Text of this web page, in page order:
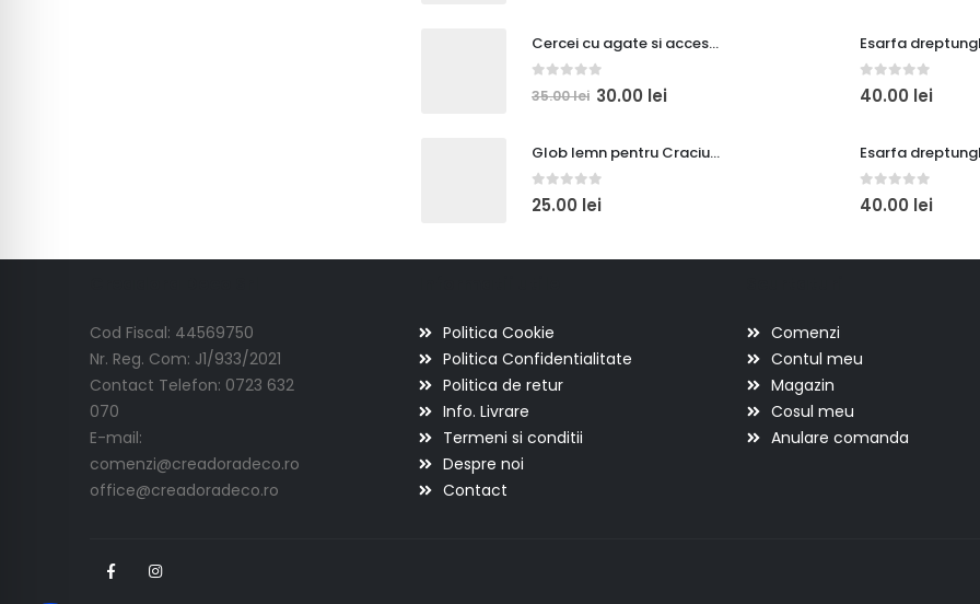
Cercei cu agate si accesorii cuprate
35.00lei 30.00 lei
Glob lemn pentru Craciun, bufnita cu cadou
0out of 5
25.00 lei
0out of 5
40.00 lei
0out of 5
40.00 lei
Cod Fiscal: 44569750
Nr. Reg. Com: J1/933/2021
Contact Telefon: 0723 632
070
E-mail:
comenzi@creadoradeco.ro
office@creadoradeco.ro
Politica Cookie
Politica Confidentialitate
Politica de retur
Info. Livrare
Termeni si conditii
Despre noi
Contact
Comenzi
Contul meu
Magazin
Cosul meu
Anulare comanda